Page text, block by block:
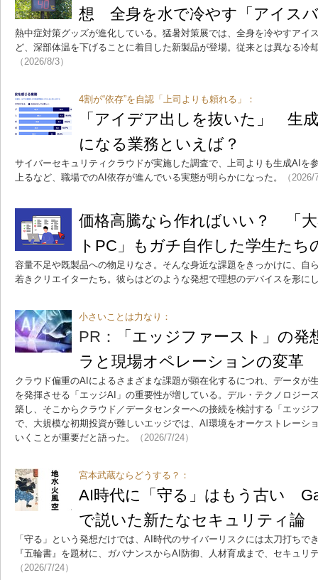
想 全身を水で冷やす「アイス
熱中症対策グッズが進化している。猛暑対策展では、全身を冷やすアイ
ど、深部体温を下げることに着目した新製品が登場。従来とは異なる冷
（2026/8/3）
4割が“依存”を自認「上司よりも頼れる」：
「アイデア出しを抜いた」 生
になる業務といえば？
サイバーセキュリティクラウドが実施した調査で、上司よりも生成AIを
上るなど、職場でのAI依存が進んでいる実態が明らかになった。
（
価格高騰なら作ればいい？ 「
トPC」もガチ自作した学生たち
容量不足や既製品への物足りなさ。そんな身近な課題をきっかけに、自
若きクリエイターたち。彼らはどのような発想で理想のデバイスを形に
小さいことは力なり：
PR：
「エッジファースト」の
ラと現場オペレーションの変革
クラウド偏重のAIによるさまざまな課題が顕在化するにつれ、データが
を発揮させる「エッジAI」の重要性が増している。デル・テクノロジー
築し、そこからクラウド／データセンターへの接続を検討する「エッジ
で、大規模な初期投資が難しいエッジでは、AI環境をオーケストレーシ
いくことが重要だと語った。
（2026/7/24）
宮本武蔵ならどうする？：
AI時代に「守る」はもう古い
で説いた新たなセキュリティ論
「守る」という発想だけでは、AI時代のサイバーリスクには太刀打ちで
『五輪書』を題材に、ガバナンスからAI防御、人材育成まで、セキュリ
（2026/7/24）